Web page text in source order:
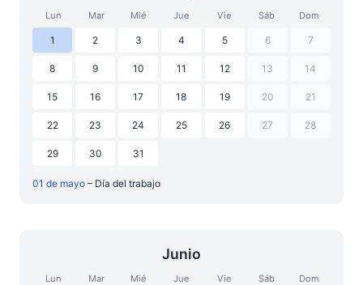
Lun Mar Mié Jue Vie Sáb Dom
1 2 3 4 5 6 7
8 9 10 11 12 13 14
15 16 17 18 19 20 21
22 23 24 25 26 27 28
29 30 31
01 de mayo – Día del trabajo
Junio
Lun Mar Mié Jue Vie Sáb Dom